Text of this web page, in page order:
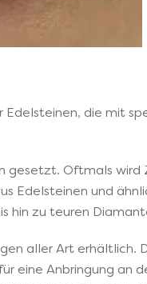
Edelsteinen, die mit
gesetzt. Oftmals wird
Edelsteinen und
hin zu teuren
aller Art erhältlich.
eine Anbringung an